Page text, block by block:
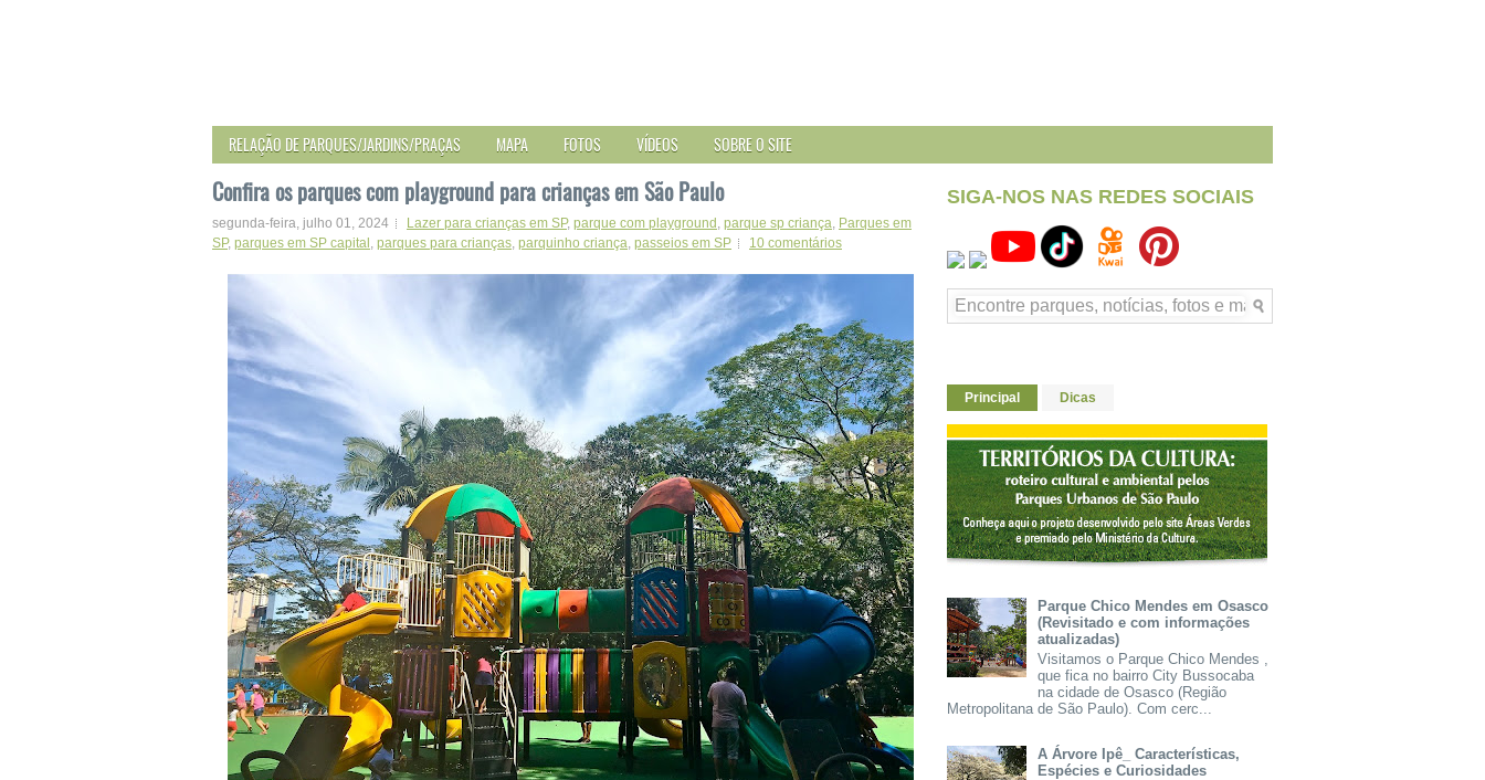
RELAÇÃO DE PARQUES/JARDINS/PRAÇAS MAPA FOTOS VÍDEOS SOBRE O SITE
Confira os parques com playground para crianças em São Paulo
segunda-feira, julho 01, 2024 Lazer para crianças em SP, parque com playground , parque sp criança, Parques em
SP, parques em SP capital , parques para crianças, parquinho criança, passeios em SP 10 comentários
SIGA-NOS NAS REDES SOCIAIS
Principal Dicas
Parque Chico Mendes em Osasco
(Revisitado e com informações
atualizadas)
Visitamos o Parque Chico Mendes ,
que fica no bairro City Bussocaba
na cidade de Osasco (Região
Metropolitana de São Paulo). Com cerc...
A Árvore Ipê_ Características,
Espécies e Curiosidades